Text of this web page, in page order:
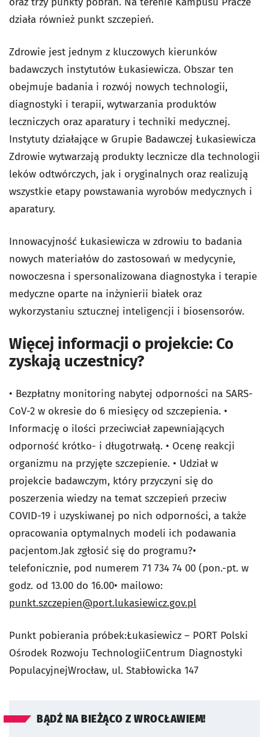
działa również punkt szczepień.
Zdrowie jest jednym z kluczowych kierunków
badawczych instytutów Łukasiewicza. Obszar ten
obejmuje badania i rozwój nowych technologii,
diagnostyki i terapii, wytwarzania produktów
leczniczych oraz aparatury i techniki medycznej.
Instytuty działające w Grupie Badawczej Łukasiewicza
Zdrowie wytwarzają produkty lecznicze dla technologii
leków odtwórczych, jak i oryginalnych oraz realizują
wszystkie etapy powstawania wyrobów medycznych i
aparatury.
Innowacyjność Łukasiewicza w zdrowiu to badania
nowych materiałów do zastosowań w medycynie,
nowoczesna i spersonalizowana diagnostyka i terapie
medyczne oparte na inżynierii białek oraz
wykorzystaniu sztucznej inteligencji i biosensorów.
Więcej informacji o projekcie: Co
zyskają uczestnicy?
• Bezpłatny monitoring nabytej odporności na SARS-
CoV-2 w okresie do 6 miesięcy od szczepienia. •
Informację o ilości przeciwciał zapewniających
odporność krótko- i długotrwałą. • Ocenę reakcji
organizmu na przyjęte szczepienie. • Udział w
projekcie badawczym, który przyczyni się do
poszerzenia wiedzy na temat szczepień przeciw
COVID-19 i uzyskiwanej po nich odporności, a także
opracowania optymalnych modeli ich podawania
pacjentom.Jak zgłosić się do programu?•
telefonicznie, pod numerem 71 734 74 00 (pon.-pt. w
godz. od 13.00 do 16.00• mailowo:
punkt.szczepien@port.lukasiewicz.gov.pl
Punkt pobierania próbek:Łukasiewicz – PORT Polski
Ośrodek Rozwoju TechnologiiCentrum Diagnostyki
PopulacyjnejWrocław, ul. Stabłowicka 147
BĄDŹ NA BIEŻĄCO Z WROCŁAWIEM!